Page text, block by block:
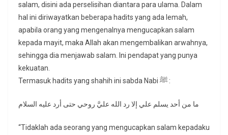
salam, disini ada perselisihan diantara para ulama. Dalam
hal ini diriwayatkan beberapa hadits yang ada lemah,
apabila orang yang mengenalnya mengucapkan salam
kepada mayit, maka Allah akan mengembalikan arwahnya,
sehingga dia menjawab salam. Ini pendapat yang punya
kekuatan.
Termasuk hadits yang shahih ini sabda Nabi ﷺ :
ما من أحد يسلم علي إلا رد الله عليَّ روحي حتى أرد عليه السلام
“Tidaklah ada seorang yang mengucapkan salam kepadaku